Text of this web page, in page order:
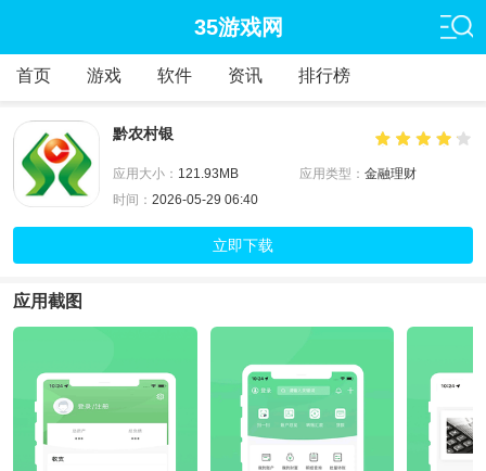
35游戏网
首页 游戏 软件 资讯 排行榜
黔农村银
应用大小： 121.93MB 应用类型： 金融理财
时间： 2026-05-29 06:40
立即下载
应用截图